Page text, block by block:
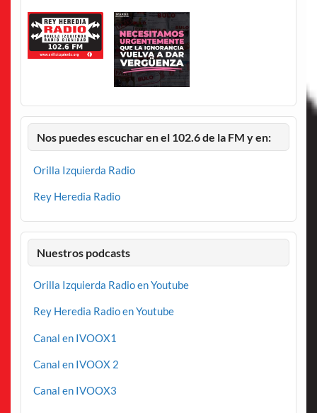
Nos puedes escuchar en el 102.6 de la FM y en:
Orilla Izquierda Radio
Rey Heredia Radio
Nuestros podcasts
Orilla Izquierda Radio en Youtube
Rey Heredia Radio en Youtube
Canal en IVOOX1
Canal en IVOOX 2
Canal en IVOOX3